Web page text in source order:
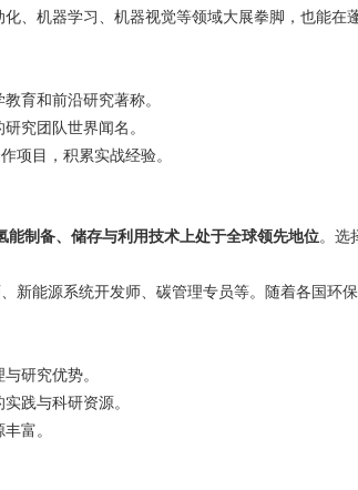
、机器学习、机器视觉等领域大展拳脚，也能在
育和前沿研究著称。
究团队世界闻名。
项目，积累实战经验。
能制备、储存与利用技术上处于全球领先地位。选
新能源系统开发师、碳管理专员等。随着各国环
研究优势。
践与科研资源。
富。